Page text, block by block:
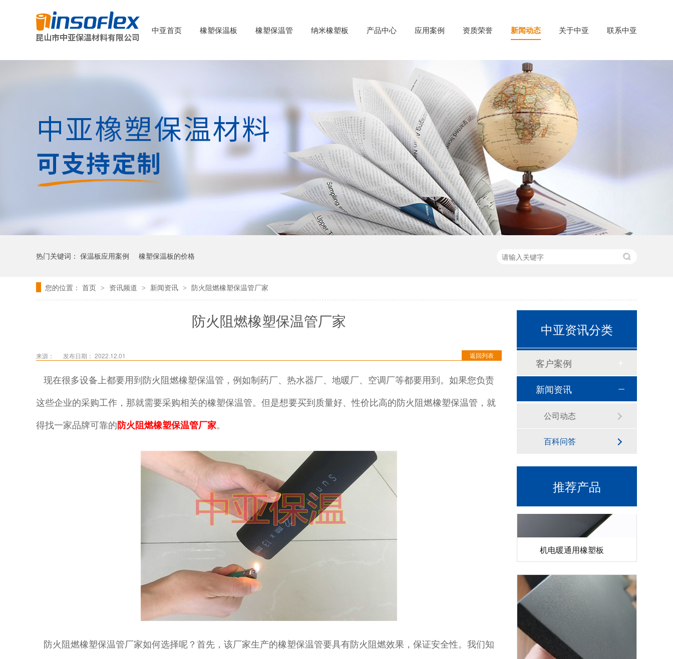
中亚首页 橡塑保温板 橡塑保温管 纳米橡塑板 产品中心 应用案例 资质荣誉 新闻动态 关于中亚 联系中亚
热门关键词： 保温板应用案例 橡塑保温板的价格
您的位置： 首页 > 资讯频道 > 新闻资讯 > 防火阻燃橡塑保温管厂家
防火阻燃橡塑保温管厂家
返回列表
来源： 发布日期： 2022.12.01
现在很多设备上都要用到防火阻燃橡塑保温管，例如制药厂、热水器厂、地暖厂、空调厂等都要用到。如果您负责
这些企业的采购工作，那就需要采购相关的橡塑保温管。但是想要买到质量好、性价比高的防火阻燃橡塑保温管，就
得找一家品牌可靠的防火阻燃橡塑保温管厂家。
防火阻燃橡塑保温管厂家如何选择呢？首先，该厂家生产的橡塑保温管要具有防火阻燃效果，保证安全性。我们知
中亚资讯分类
客户案例
新闻资讯
公司动态
百科问答
推荐产品
建筑通风用橡塑保温板